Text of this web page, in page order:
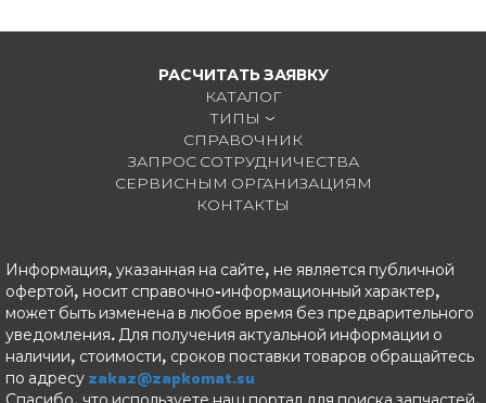
РАСЧИТАТЬ ЗАЯВКУ
КАТАЛОГ
ТИПЫ
СПРАВОЧНИК
ЗАПРОС СОТРУДНИЧЕСТВА
СЕРВИСНЫМ ОРГАНИЗАЦИЯМ
КОНТАКТЫ
Информация, указанная на сайте, не является публичной
офертой, носит справочно-информационный характер,
может быть изменена в любое время без предварительного
уведомления. Для получения актуальной информации о
наличии, стоимости, сроков поставки товаров обращайтесь
по адресу zakaz@zapkomat.su
Спасибо, что используете наш портал для поиска запчастей.